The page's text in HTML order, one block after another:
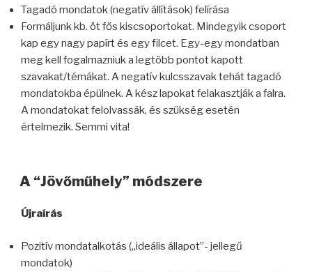
Tagadó mondatok (negatív állítások) felírása
Formáljunk kb. öt fős kiscsoportokat. Mindegyik csoport
kap egy nagy papírt és egy filcet. Egy-egy mondatban
meg kell fogalmazniuk a legtöbb pontot kapott
szavakat/témákat. A negatív kulcsszavak tehát tagadó
mondatokba épülnek. A kész lapokat felakasztják a falra.
A mondatokat felolvassák, és szükség esetén
értelmezik. Semmi vita!
A “Jövőműhely” módszere
Újraírás
Pozitív mondatalkotás („ideális állapot”- jellegű
mondatok)